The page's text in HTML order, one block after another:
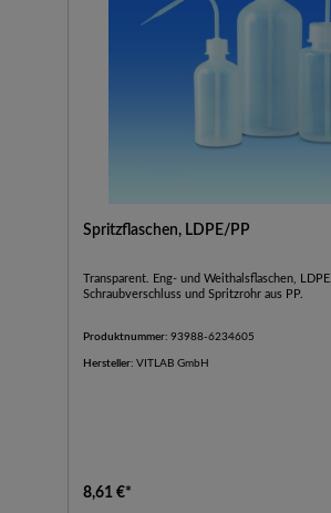
Spritzflaschen, LDPE/PP
Transparent. Eng- und Weithalsflaschen, LDPE.
Schraubverschluss und Spritzrohr aus PP.
Produktnummer: 93988-6234605
Hersteller: VITLAB GmbH
8,61 €*